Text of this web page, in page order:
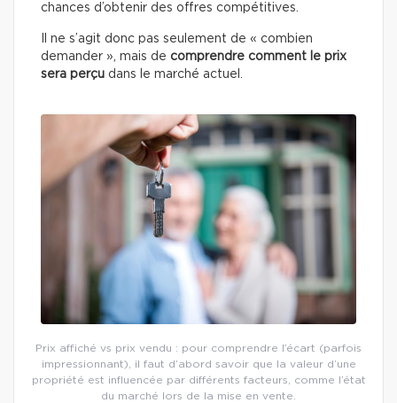
chances d’obtenir des offres compétitives.
Il ne s’agit donc pas seulement de « combien
demander », mais de comprendre comment le prix
sera perçu dans le marché actuel.
Prix affiché vs prix vendu : pour comprendre l’écart (parfois
impressionnant), il faut d’abord savoir que la valeur d’une
propriété est influencée par différents facteurs, comme l’état
du marché lors de la mise en vente.